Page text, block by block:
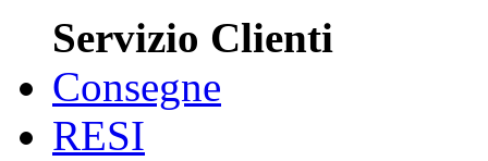
Servizio Clienti
Consegne
RESI